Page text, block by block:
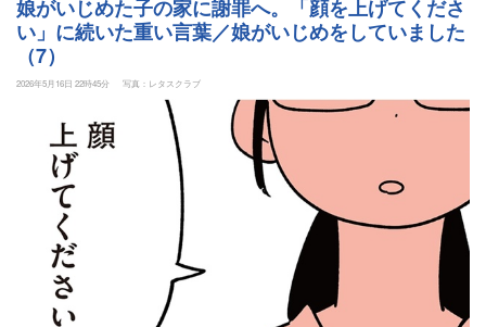
娘がいじめた子の家に謝罪へ。「顔を上げてくださ
い」に続いた重い言葉／娘がいじめをしていました
（7）
2026年5月16日 22時45分 写真：レタスクラブ